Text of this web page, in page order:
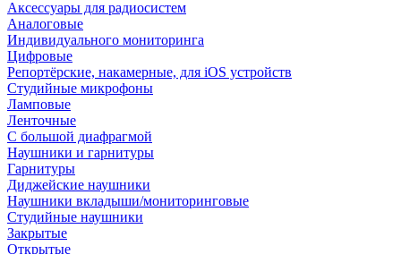
Аксессуары для радиосистем
Аналоговые
Индивидуального мониторинга
Цифровые
Репортёрские, накамерные, для iOS устройств
Студийные микрофоны
Ламповые
Ленточные
С большой диафрагмой
Наушники и гарнитуры
Гарнитуры
Диджейские наушники
Наушники вкладыши/мониторинговые
Студийные наушники
Закрытые
Открытые